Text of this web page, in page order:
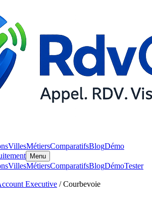
VillesMétiersComparatifsBlogDémo
Menu
VillesMétiersComparatifsBlogDémoTester
Executive / Courbevoie